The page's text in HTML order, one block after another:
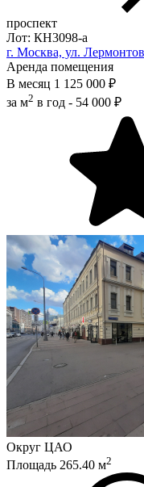
проспект
Лот: КН3098-a
г. Москва, ул.
Аренда помещения
В месяц 1 125 000 ₽
за м2 в год - 54 000 ₽
Округ ЦАО
Площадь 265.40 м2